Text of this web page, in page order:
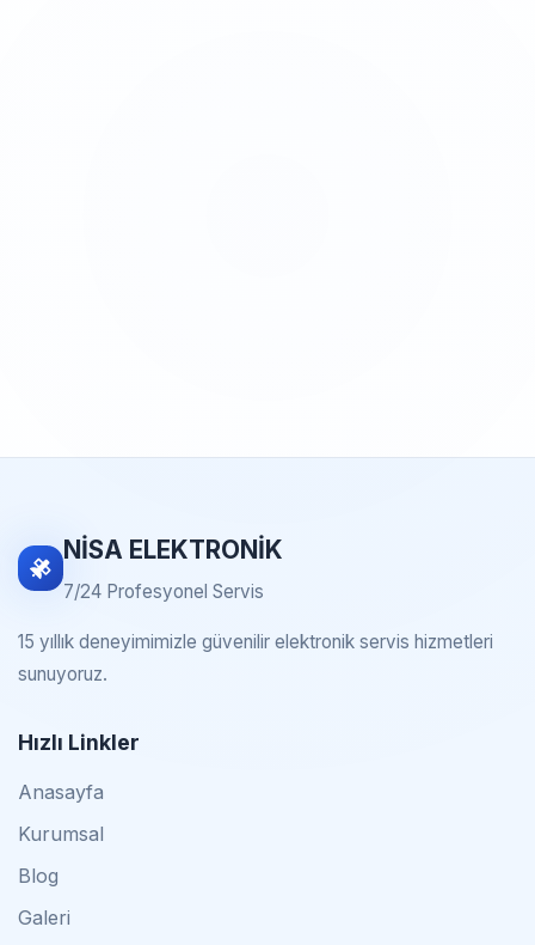
NİSA ELEKTRONİK
7/24 Profesyonel Servis
15 yıllık deneyimimizle güvenilir elektronik servis hizmetleri
sunuyoruz.
Hızlı Linkler
Anasayfa
Kurumsal
Blog
Galeri